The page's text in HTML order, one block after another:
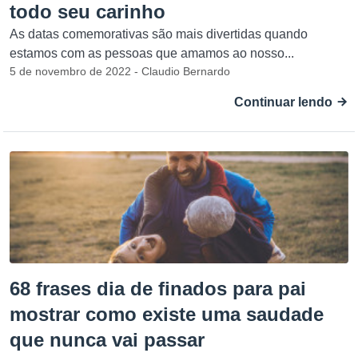
todo seu carinho
As datas comemorativas são mais divertidas quando
estamos com as pessoas que amamos ao nosso...
5 de novembro de 2022 - Claudio Bernardo
Continuar lendo
68 frases dia de finados para pai
mostrar como existe uma saudade
que nunca vai passar